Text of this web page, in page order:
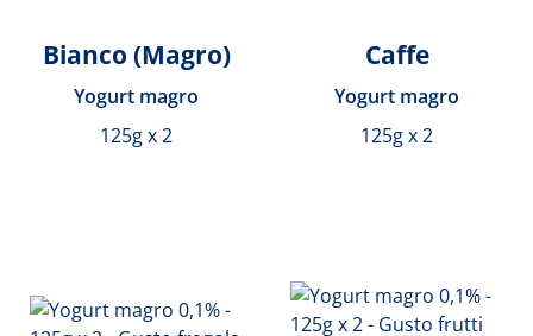
Bianco (Magro)
Yogurt magro
125g x 2
Caffe
Yogurt magro
125g x 2